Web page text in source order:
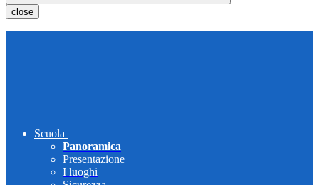
close
Scuola
Panoramica
Presentazione
I luoghi